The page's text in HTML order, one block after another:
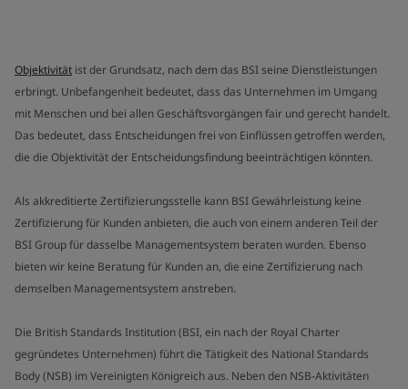
Objektivität ist der Grundsatz, nach dem das BSI seine Dienstleistungen
erbringt. Unbefangenheit bedeutet, dass das Unternehmen im Umgang
mit Menschen und bei allen Geschäftsvorgängen fair und gerecht handelt.
Das bedeutet, dass Entscheidungen frei von Einflüssen getroffen werden,
die die Objektivität der Entscheidungsfindung beeinträchtigen könnten.
Als akkreditierte Zertifizierungsstelle kann BSI Gewährleistung keine
Zertifizierung für Kunden anbieten, die auch von einem anderen Teil der
BSI Group für dasselbe Managementsystem beraten wurden. Ebenso
bieten wir keine Beratung für Kunden an, die eine Zertifizierung nach
demselben Managementsystem anstreben.
Die British Standards Institution (BSI, ein nach der Royal Charter
gegründetes Unternehmen) führt die Tätigkeit des National Standards
Body (NSB) im Vereinigten Königreich aus. Neben den NSB-Aktivitäten